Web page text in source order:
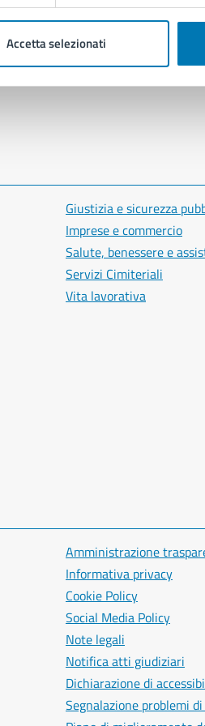
Accetta selezionati
Giustizia e sicurezza
Imprese e commercio
Salute, benessere e
Servizi Cimiteriali
Vita lavorativa
Amministrazione
Informativa privacy
Cookie Policy
Social Media Policy
Note legali
Notifica atti giudiziari
Dichiarazione di
Segnalazione problemi